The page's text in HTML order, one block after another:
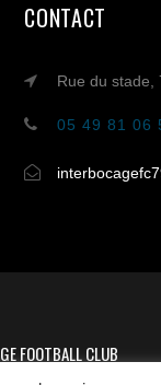
CONTACT
Rue du stade,
05 49 81 06
FOOTBALL CLUB